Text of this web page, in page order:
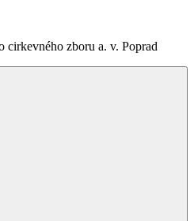
cirkevného zboru a. v. Poprad